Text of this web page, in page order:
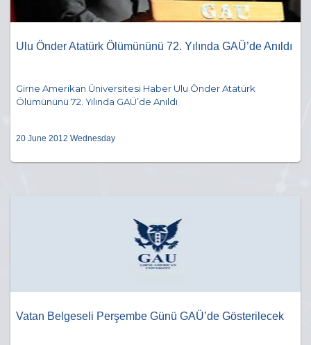
Ulu Önder Atatürk Ölümününü 72. Yılında GAÜ’de Anıldı
Girne Amerikan Üniversitesi Haber Ulu Önder Atatürk
Ölümününü 72. Yılında GAÜ’de Anıldı
20 June 2012 Wednesday
Vatan Belgeseli Perşembe Günü GAÜ’de Gösterilecek